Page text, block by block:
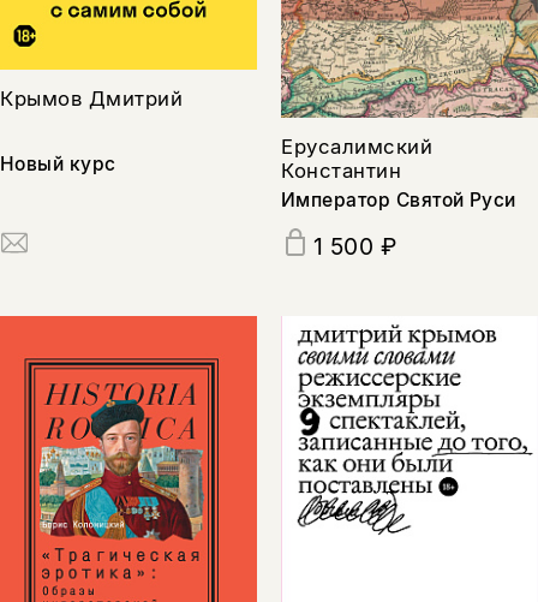
Крымов Дмитрий
Новый курс
Ерусалимский
Константин
Император Святой Руси
1 500 ₽